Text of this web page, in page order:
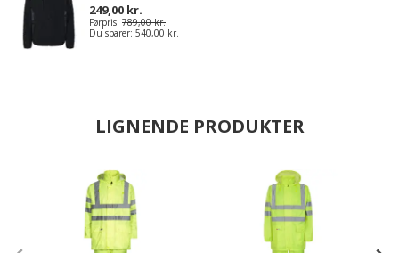
249,00 kr.
Førpris: 789,00 kr.
Du sparer: 540,00 kr.
LIGNENDE PRODUKTER